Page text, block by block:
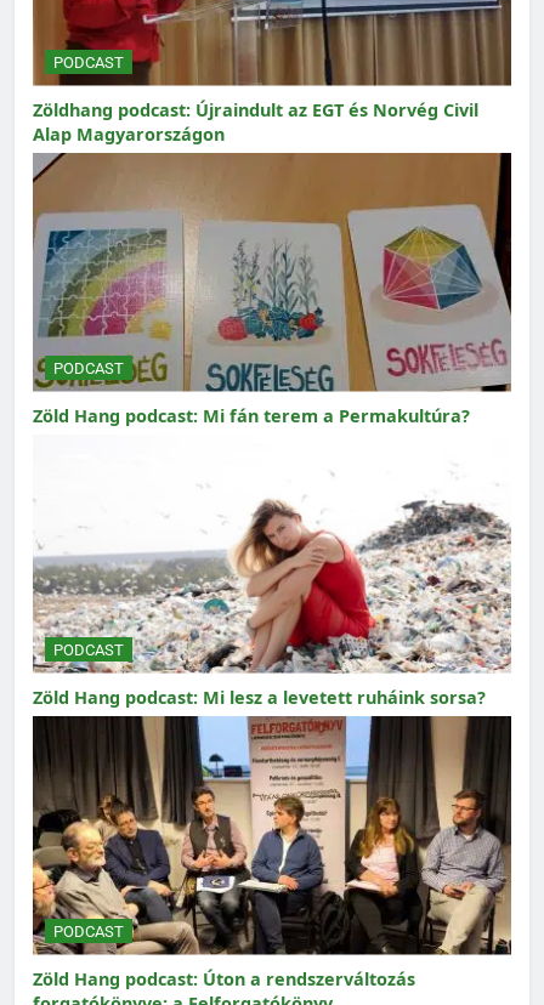
PODCAST
Zöldhang podcast: Újraindult az EGT és Norvég Civil
Alap Magyarországon
PODCAST
Zöld Hang podcast: Mi fán terem a Permakultúra?
PODCAST
Zöld Hang podcast: Mi lesz a levetett ruháink sorsa?
PODCAST
Zöld Hang podcast: Úton a rendszerváltozás